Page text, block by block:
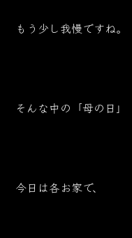
もう少し我慢ですね。
そんな中の「母の日」
今日は各お家で、